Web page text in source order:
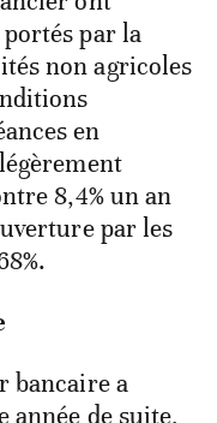
portés par la
non agricoles
en
8,4% un an
par les
bancaire a
de suite,